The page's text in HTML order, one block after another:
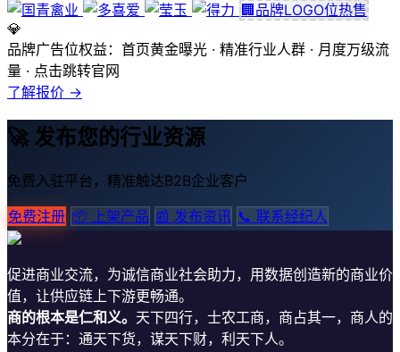
🏢 品牌LOGO位热售
💎
品牌广告位权益： 首页黄金曝光 · 精准行业人群 · 月度万级流
量 · 点击跳转官网
了解报价 →
🚀 发布您的行业资源
免费入驻平台，精准触达B2B企业客户
免费注册 📦 上架产品 📰 发布资讯 📞 联系经纪人
促进商业交流，为诚信商业社会助力，用数据创造新的商业价
值，让供应链上下游更畅通。
商的根本是仁和义。 天下四行，士农工商，商占其一，商人的
本分在于：通天下货，谋天下财，利天下人。